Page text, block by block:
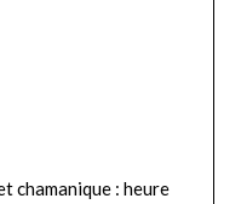
chamanique : heure